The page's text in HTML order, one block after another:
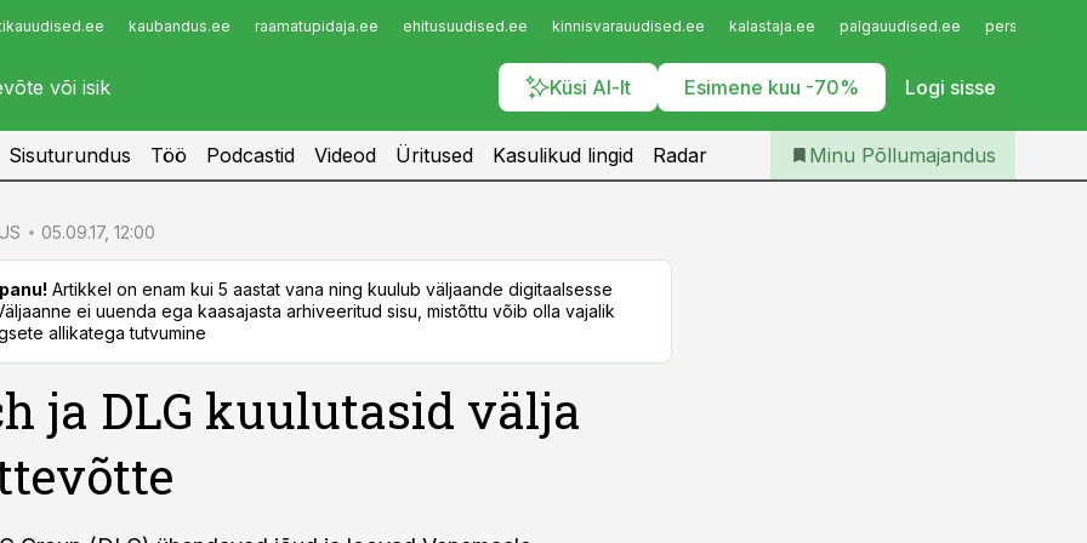
kaubandus.ee raamatupidaja.ee ehitusuudised.ee kinnisvarauudised.ee kalastaja.ee palgauudised.ee
Küsi AI-lt Esimene kuu -70% Logi sisse
Infopank
Iseteenindus
Telli Põllumajandus
Sisuturundus Töö Podcastid Videod Üritused Kasulikud lingid Radar Minu Põllumajandus
05.09.17, 12:00
Artikkel on enam kui 5 aastat vana ning kuulub väljaande digitaalsesse
ei uuenda ega kaasajasta arhiveeritud sisu, mistõttu võib olla vajalik
allikatega tutvumine
ja DLG kuulutasid välja